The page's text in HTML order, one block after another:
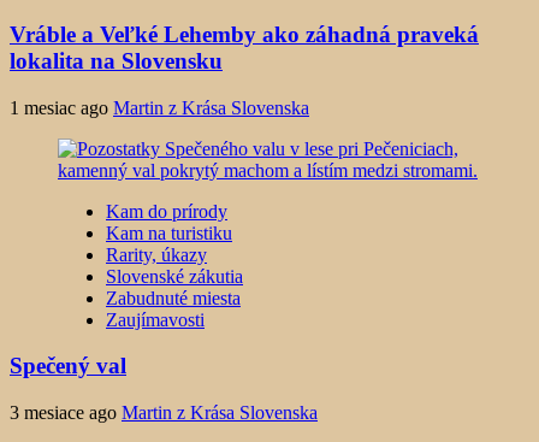
Vráble a Veľké Lehemby ako záhadná praveká
lokalita na Slovensku
1 mesiac ago Martin z Krása Slovenska
Kam do prírody
Kam na turistiku
Rarity, úkazy
Slovenské zákutia
Zabudnuté miesta
Zaujímavosti
Spečený val
3 mesiace ago Martin z Krása Slovenska